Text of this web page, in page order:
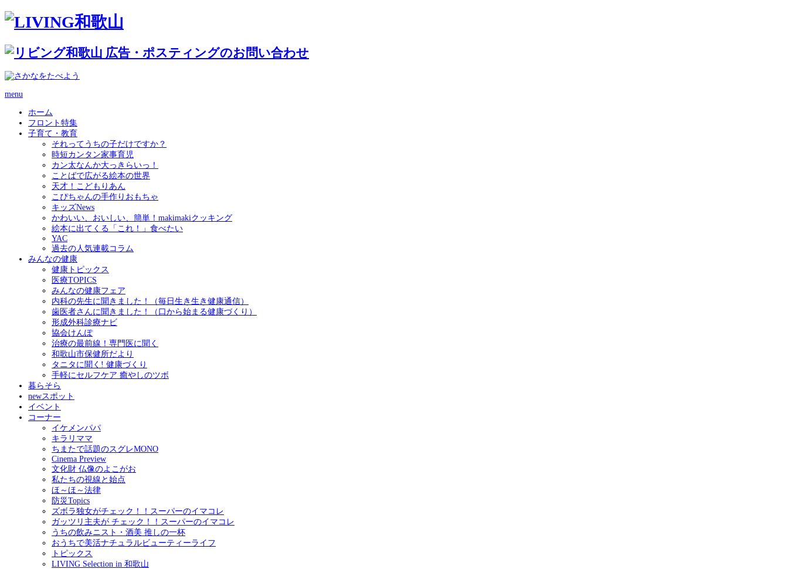
menu
ホーム
フロント特集
子育て・教育
それってうちの子だけですか？
時短カンタン家事育児
カン太なんか大っきらいっ！
ことばで広がる絵本の世界
天才！こどもりあん
こぴちゃんの手作りおもちゃ
キッズNews
かわいい、おいしい、簡単！makimakiクッキング
絵本に出てくる「これ！」食べたい
YAC
過去の人気連載コラム
みんなの健康
健康トピックス
医療TOPICS
みんなの健康フェア
内科の先生に聞きました！（毎日生き生き健康通信）
歯医者さんに聞きました！（口から始まる健康づくり）
形成外科診療ナビ
協会けんぽ
治療の最前線！専門医に聞く
和歌山市保健所だより
タニタに聞く! 健康づくり
手軽にセルフケア 癒やしのツボ
暮らそら
newスポット
イベント
コーナー
イケメンパパ
キラリママ
ちまたで話題のスグレMONO
Cinema Preview
文化財 仏像のよこがお
私たちの視線と始点
ほ～ほ～法律
防災Topics
ズボラ独女がチェック！！スーパーのイマコレ
ガッツリ主夫が チェック！！スーパーのイマコレ
うちの飲みニスト・酒美 推しの一杯
おうちで美活ナチュラルビューティーライフ
トピックス
LIVING Selection in 和歌山